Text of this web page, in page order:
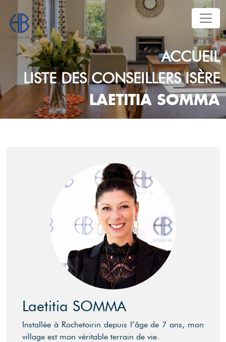
ACCUEIL
LISTE DES CONSEILLERS ISÈRE
LAETITIA SOMMA
Laetitia SOMMA
Installée à Rochetoirin depuis l’âge de 7 ans, mon
village est mon véritable terrain de vie.